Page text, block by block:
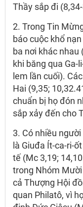
Thầy sắp đi
2. Trong Tin
báo cuộc khổ
ba nơi khác nhau
khi băng qua Ga-
lem lần cuối).
Hai (9,35;
chuẩn bị họ đón
sắp xảy đến cho
3. Có nhiều
là Giuđa Ít-ca-ri-
tế (Mc 3,19;
trong Nhóm
cả Thượng Hội
quan Philatô, vì